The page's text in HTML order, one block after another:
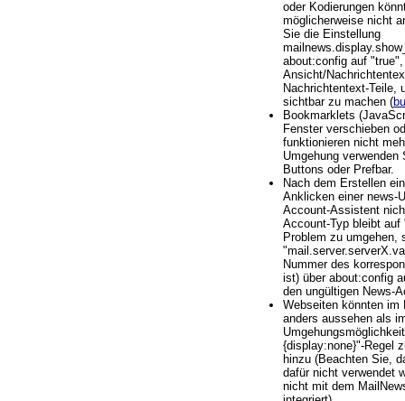
oder Kodierungen
möglicherweise nicht
Sie die Einstellung
about:config auf
Ansicht/
Nachrichtentext-Teile,
sichtbar zu machen (
Bookmarklets
Fenster verschieben
funktionieren nicht
Umgehung
Buttons oder Prefbar.
Nach dem Erstellen
Anklicken einer news-
Account-Assistent
Account-Typ bleibt
Problem zu umgehen,
Nummer des
ist) über about:config
den ungültigen News-
Webseiten könnten im
anders aussehen als
{display:none}"-Regel
hinzu (Beachten Sie,
dafür nicht verwendet
nicht mit dem